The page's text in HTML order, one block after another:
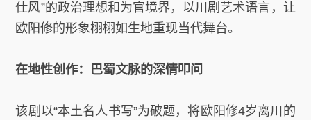
仕风”的政治理想和为官境界，以川剧艺术语言，让
欧阳修的形象栩栩如生地重现当代舞台。
在地性创作：巴蜀文脉的深情叩问
该剧以“本土名人书写”为破题，将欧阳修4岁离川的